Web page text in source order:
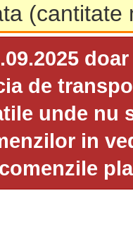
(cantitate
de
unde nu
in